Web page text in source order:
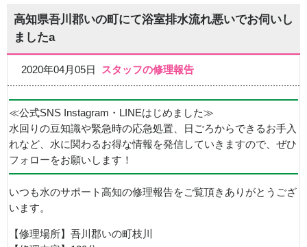
高知県吾川郡いの町にて浴室排水流れ悪いでお伺いし
ましたa
2020年04月05日 スタッフの修理報告
≪公式SNS Instagram・LINEはじめました≫
水回りの豆知識や緊急時の応急処置、日ごろからできるお手入
れなど、水に関わるお得な情報を発信していきますので、ぜひ
フォローをお願いします！
いつも水のサポート高知の修理報告をご覧頂きありがとうござ
います。
【修理場所】吾川郡いの町枝川